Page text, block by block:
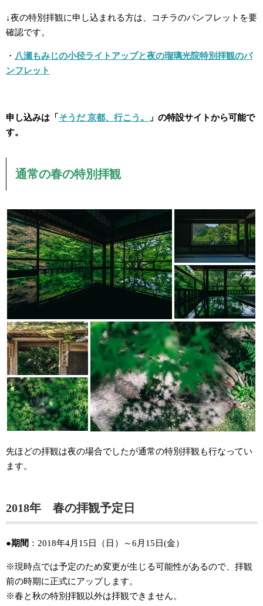
↓夜の特別拝観に申し込まれる方は、コチラのパンフレットを要
確認です。
・ 八瀬もみじの小径ライトアップと夜の瑠璃光院特別拝観のパ
ンフレット
申し込みは「 そうだ 京都、行こう。
」の特設サイトから可能で
す。
通常の春の特別拝観
先ほどの拝観は夜の場合でしたが通常の特別拝観も行なってい
ます。
2018年 春の拝観予定日
●期間 ：2018年4月15日（日）～6月15日(金）
※現時点では予定のため変更が生じる可能性があるので、拝観
前の時期に正式にアップします。
※春と秋の特別拝観以外は拝観できません。